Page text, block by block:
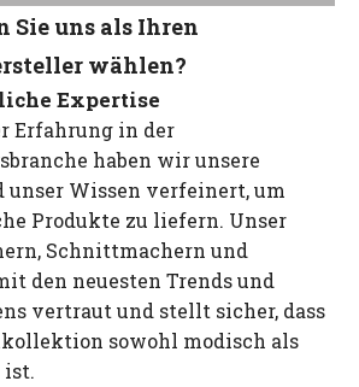
Sie uns als Ihren
wählen?
Expertise
Erfahrung in der
haben wir unsere
unser Wissen verfeinert, um
Produkte zu liefern. Unser
Schnittmachern und
den neuesten Trends und
vertraut und stellt sicher, dass
sowohl modisch als